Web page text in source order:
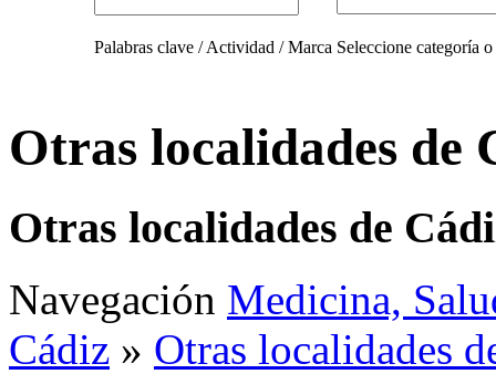
Palabras clave / Actividad / Marca Seleccione categoría
Otras localidades de
Otras localidades de
Navegación Medicina,
Cádiz » Otras localidades